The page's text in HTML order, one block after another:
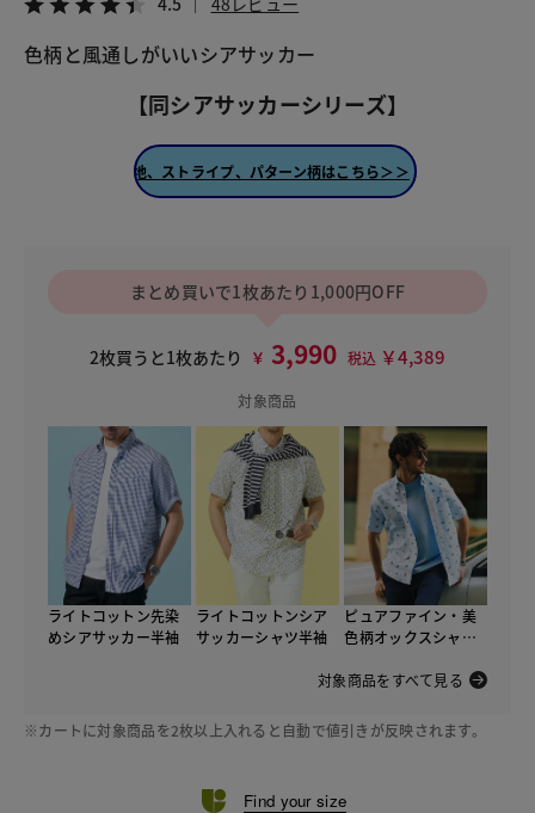
【同シアサッカーシリーズ】
無地、ストライプ、パターン柄はこちら＞＞
まとめ買いで1枚あたり1,000円OFF
2枚買うと1枚あたり ￥ 3,990 税込 ￥4,389
対象商品
ライトコットン先染
めシアサッカー半袖
ライトコットンシア
サッカーシャツ半袖
ピュアファイン・美
色柄オックスシャツ
対象商品をすべて見る
※カートに対象商品を2枚以上入れると自動で値引きが反映されます。
Find your size